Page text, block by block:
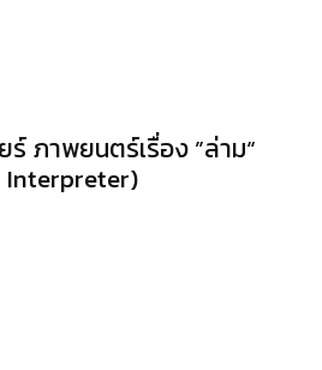
ร์ ภาพยนตร์เรื่อง ”ล่าม“
Interpreter)